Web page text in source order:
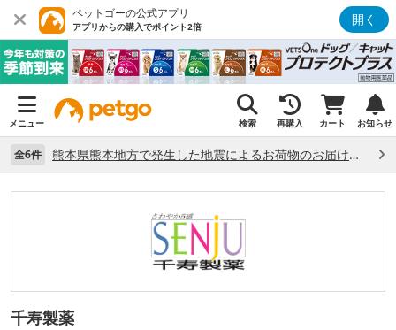
ペットゴーの公式アプリ
アプリからの購入でポイント2倍 開く
メニュー 検索 再購入 カート お知らせ
全6件 熊本県熊本地方で発生した地震によるお荷物のお届け状況について （7/28）
千寿製薬